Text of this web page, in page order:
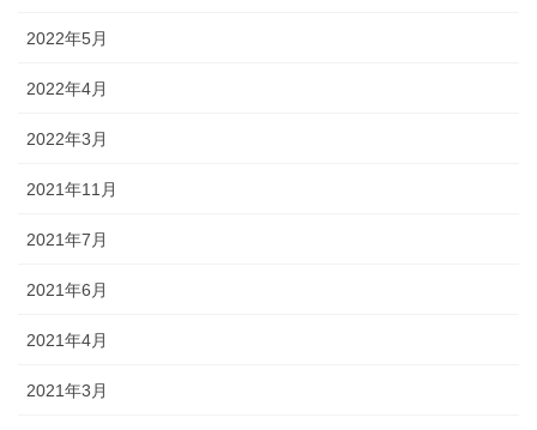
2022年5月
2022年4月
2022年3月
2021年11月
2021年7月
2021年6月
2021年4月
2021年3月